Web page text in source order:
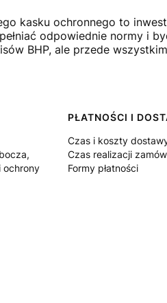
kasku ochronnego to
odpowiednie normy i
BHP, ale przede
ochrony
PŁATNOŚCI I
Czas i koszty
Czas realizacji
Formy płatności